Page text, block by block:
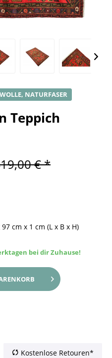
NATURFASER
Teppich
€ *
97 cm x 1 cm (L x B x H)
bei dir Zuhause!
Kostenlose Retouren*